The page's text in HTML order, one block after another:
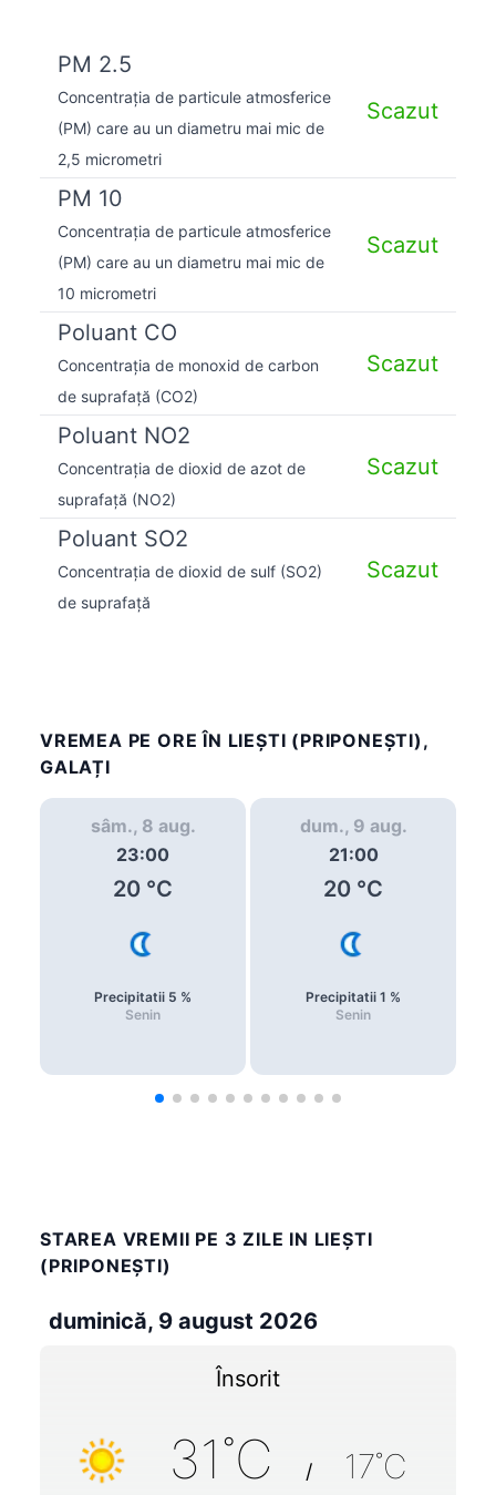
PM 2.5
Concentrația de particule atmosferice
(PM) care au un diametru mai mic de
2,5 micrometri
Scazut
PM 10
Concentrația de particule atmosferice
(PM) care au un diametru mai mic de
10 micrometri
Scazut
Poluant CO
Concentrația de monoxid de carbon
de suprafață (CO2)
Scazut
Poluant NO2
Concentrația de dioxid de azot de
suprafață (NO2)
Scazut
Poluant SO2
Concentrația de dioxid de sulf (SO2)
de suprafață
Scazut
VREMEA PE ORE ÎN LIEŞTI (PRIPONEŞTI),
GALAȚI
sâm., 8 aug.
23:00
20 °C
Precipitatii 5 %
Senin
dum., 9 aug.
21:00
20 °C
Precipitatii 1 %
Senin
STAREA VREMII PE 3 ZILE IN LIEŞTI
(PRIPONEŞTI)
duminică, 9 august 2026
Însorit
31˚C / 17˚C